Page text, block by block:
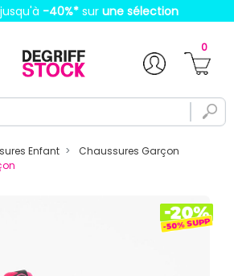
jusqu'à -40%* sur une sélection
0
Enfant
Chaussures Garçon